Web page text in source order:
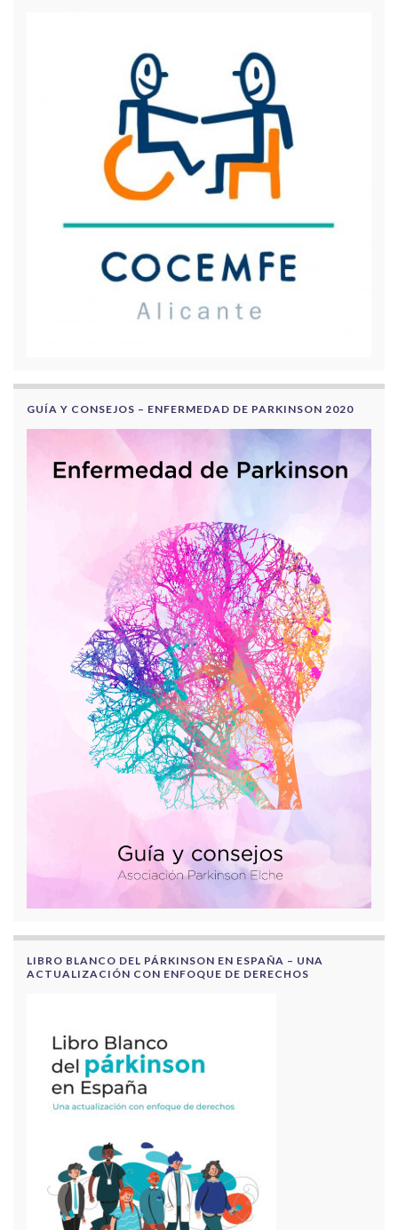
GUÍA Y CONSEJOS – ENFERMEDAD DE PARKINSON 2020
LIBRO BLANCO DEL PÁRKINSON EN ESPAÑA – UNA
ACTUALIZACIÓN CON ENFOQUE DE DERECHOS